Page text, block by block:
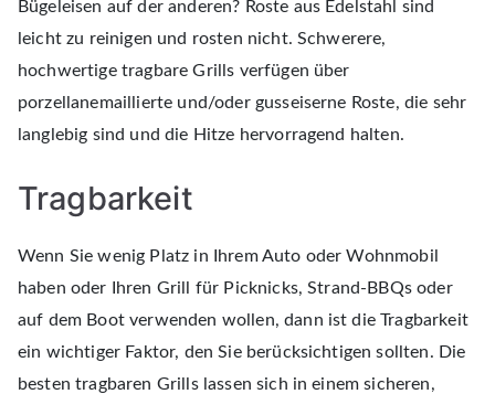
Bügeleisen auf der anderen? Roste aus Edelstahl sind
leicht zu reinigen und rosten nicht. Schwerere,
hochwertige tragbare Grills verfügen über
porzellanemaillierte und/oder gusseiserne Roste, die sehr
langlebig sind und die Hitze hervorragend halten.
Tragbarkeit
Wenn Sie wenig Platz in Ihrem Auto oder Wohnmobil
haben oder Ihren Grill für Picknicks, Strand-BBQs oder
auf dem Boot verwenden wollen, dann ist die Tragbarkeit
ein wichtiger Faktor, den Sie berücksichtigen sollten. Die
besten tragbaren Grills lassen sich in einem sicheren,